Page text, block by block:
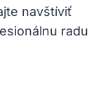
navštíviť
radu